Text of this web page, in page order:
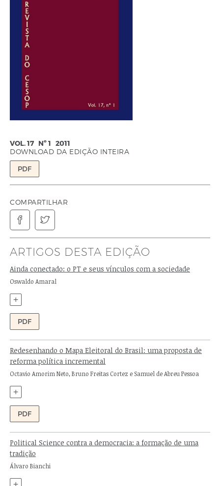
VOL. 17 Nº 1 2011
DOWNLOAD DA EDIÇÃO INTEIRA
PDF
COMPARTILHAR
 
ARTIGOS DESTA EDIÇÃO
Ainda conectado: o PT e seus vínculos com a sociedade
Autor:
Oswaldo Amaral
+
PDF
Redesenhando o Mapa Eleitoral do Brasil: uma proposta de
reforma política incremental
Autores:
Octavio Amorim Neto, Bruno Freitas Cortez e Samuel de Abreu Pessoa
+
PDF
Political Science contra a democracia: a formação de uma
tradição
Autor:
Álvaro Bianchi
+